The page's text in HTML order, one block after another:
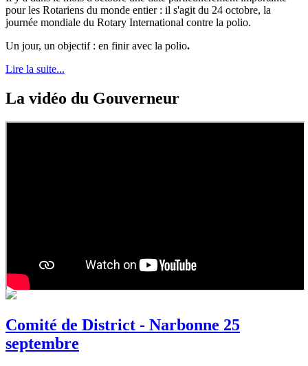
pour les Rotariens du monde entier : il s'agit du 24 octobre, la
journée mondiale du Rotary International contre la polio.
Un jour, un objectif : en finir avec la polio.
Lire la suite...
La vidéo du Gouverneur
Comité de District - Narbonne 25
septembre